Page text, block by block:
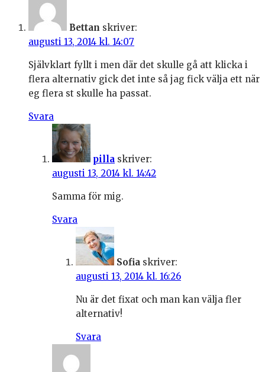
Bettan skriver:
augusti 13, 2014 kl. 14:07
Självklart fyllt i men där det skulle gå att klicka i
flera alternativ gick det inte så jag fick välja ett när
eg flera st skulle ha passat.
Svara
pilla skriver:
augusti 13, 2014 kl. 14:42
Samma för mig.
Svara
Sofia skriver:
augusti 13, 2014 kl. 16:26
Nu är det fixat och man kan välja fler
alternativ!
Svara